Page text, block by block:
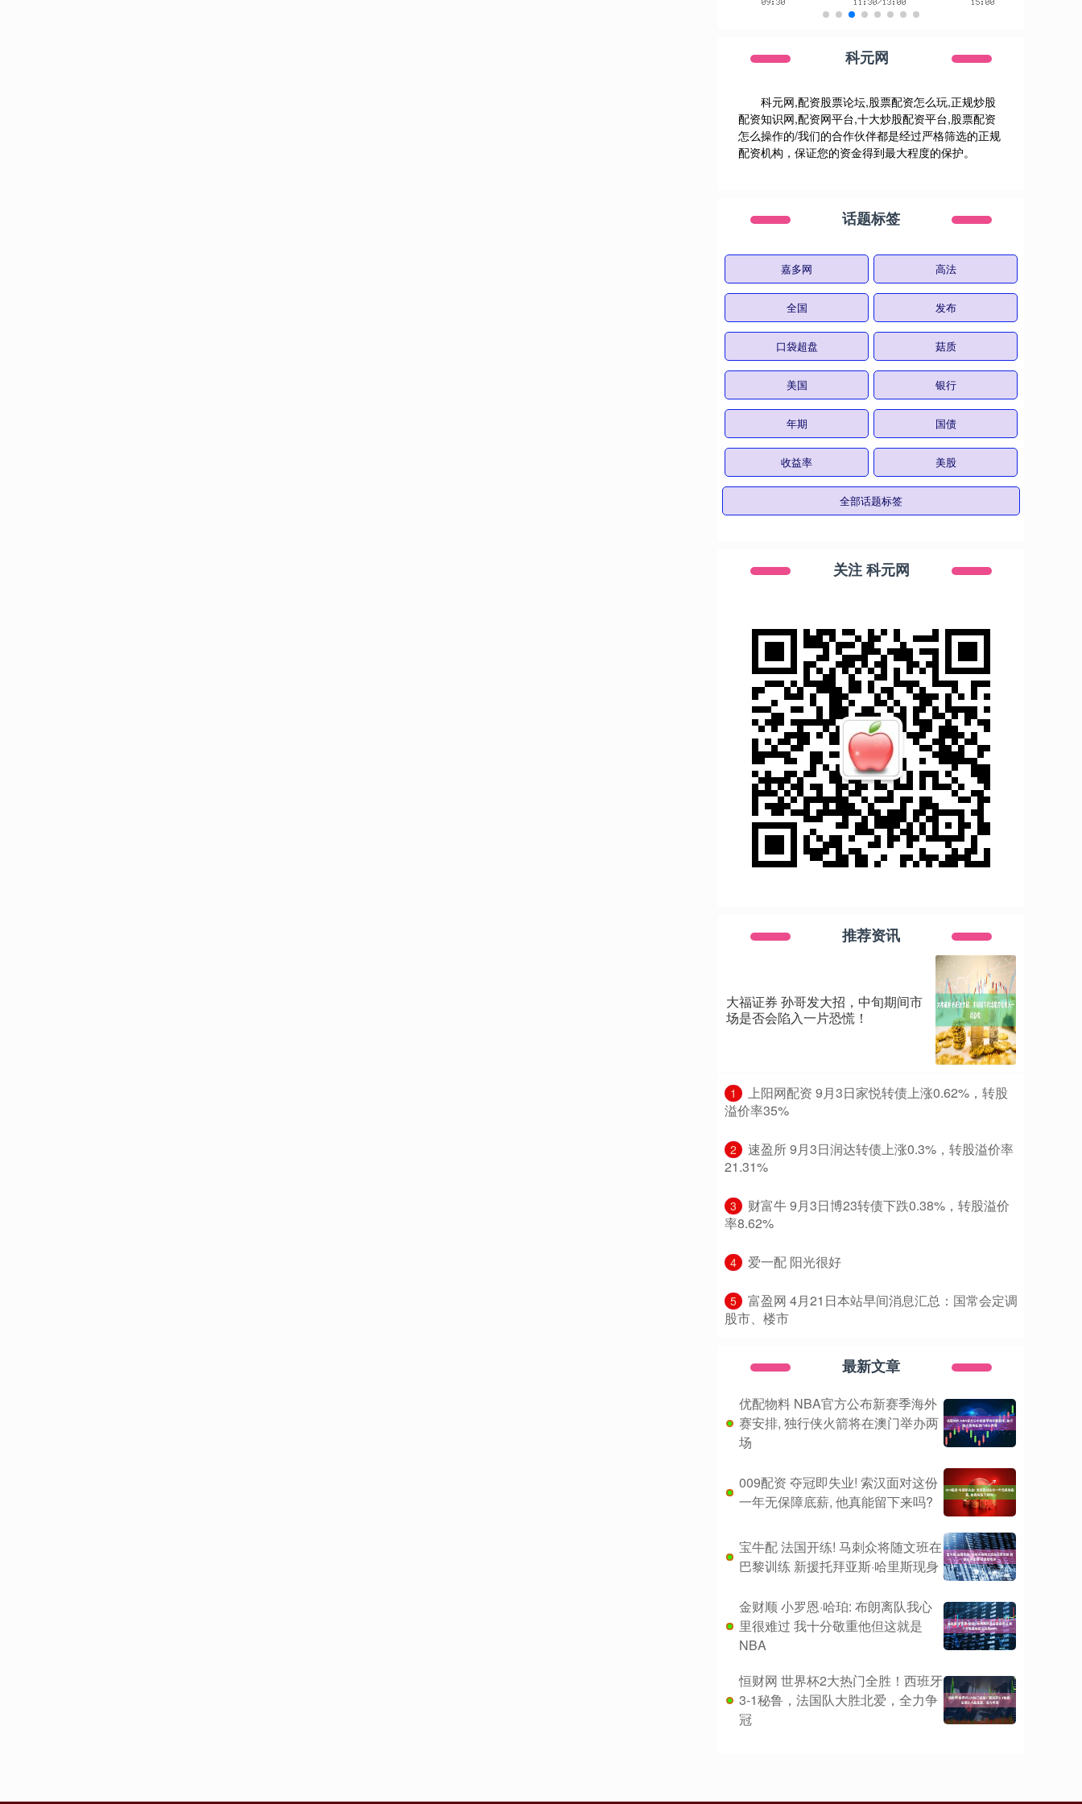
科元网
科元网,配资股票论坛,股票配资怎么玩,正规炒股
配资知识网,配资网平台,十大炒股配资平台,股票配资
怎么操作的/我们的合作伙伴都是经过严格筛选的正规
配资机构，保证您的资金得到最大程度的保护。
话题标签
嘉多网 高法
全国 发布
口袋超盘 菇质
美国 银行
年期 国债
收益率 美股
全部话题标签
关注 科元网
推荐资讯
大福证券 孙哥发大招，中旬期间市
场是否会陷入一片恐慌！
1
​上阳网配资 9月3日家悦转债上涨0.62%，转股
溢价率35%
2
​速盈所 9月3日润达转债上涨0.3%，转股溢价率
21.31%
3
​财富牛 9月3日博23转债下跌0.38%，转股溢价
率8.62%
4 ​爱一配 阳光很好
5
​富盈网 4月21日本站早间消息汇总：国常会定调
股市、楼市
最新文章
优配物料 NBA官方公布新赛季海外
赛安排, 独行侠火箭将在澳门举办两
场
009配资 夺冠即失业! 索汉面对这份
一年无保障底薪, 他真能留下来吗?
宝牛配 法国开练! 马刺众将随文班在
巴黎训练 新援托拜亚斯·哈里斯现身
金财顺 小罗恩·哈珀: 布朗离队我心
里很难过 我十分敬重他但这就是
NBA
恒财网 世界杯2大热门全胜！西班牙
3-1秘鲁，法国队大胜北爱，全力争
冠